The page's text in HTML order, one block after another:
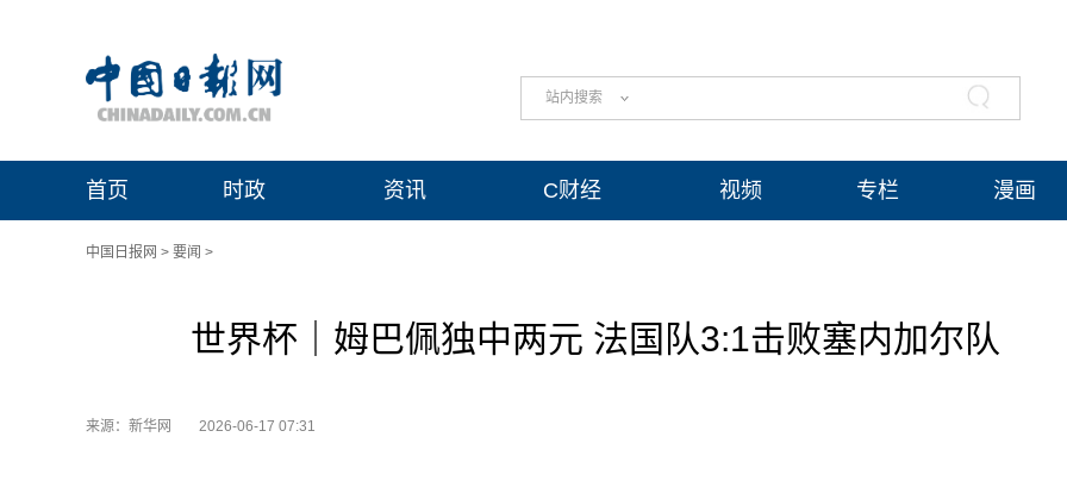
站内搜索
首页 时政 资讯 C财经 视频 专栏 漫画
中国日报网 > 要闻 >
世界杯｜姆巴佩独中两元 法国队3:1击败塞内加尔队
来源：新华网 2026-06-17 07:31